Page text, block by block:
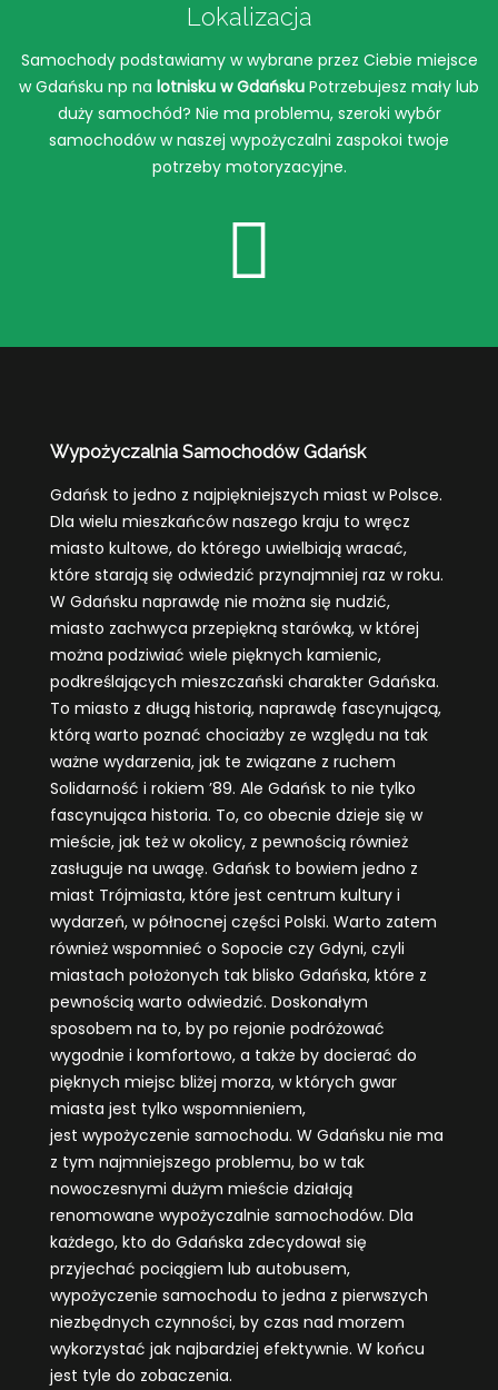
Lokalizacja
Samochody podstawiamy w wybrane przez Ciebie miejsce
w Gdańsku np na lotnisku w Gdańsku Potrzebujesz mały lub
duży samochód? Nie ma problemu, szeroki wybór
samochodów w naszej wypożyczalni zaspokoi twoje
potrzeby motoryzacyjne.
Wypożyczalnia Samochodów Gdańsk
Gdańsk to jedno z najpiękniejszych miast w Polsce.
Dla wielu mieszkańców naszego kraju to wręcz
miasto kultowe, do którego uwielbiają wracać,
które starają się odwiedzić przynajmniej raz w roku.
W Gdańsku naprawdę nie można się nudzić,
miasto zachwyca przepiękną starówką, w której
można podziwiać wiele pięknych kamienic,
podkreślających mieszczański charakter Gdańska.
To miasto z długą historią, naprawdę fascynującą,
którą warto poznać chociażby ze względu na tak
ważne wydarzenia, jak te związane z ruchem
Solidarność i rokiem ’89. Ale Gdańsk to nie tylko
fascynująca historia. To, co obecnie dzieje się w
mieście, jak też w okolicy, z pewnością również
zasługuje na uwagę. Gdańsk to bowiem jedno z
miast Trójmiasta, które jest centrum kultury i
wydarzeń, w północnej części Polski. Warto zatem
również wspomnieć o Sopocie czy Gdyni, czyli
miastach położonych tak blisko Gdańska, które z
pewnością warto odwiedzić. Doskonałym
sposobem na to, by po rejonie podróżować
wygodnie i komfortowo, a także by docierać do
pięknych miejsc bliżej morza, w których gwar
miasta jest tylko wspomnieniem,
jest wypożyczenie samochodu. W Gdańsku nie ma
z tym najmniejszego problemu, bo w tak
nowoczesnymi dużym mieście działają
renomowane wypożyczalnie samochodów. Dla
każdego, kto do Gdańska zdecydował się
przyjechać pociągiem lub autobusem,
wypożyczenie samochodu to jedna z pierwszych
niezbędnych czynności, by czas nad morzem
wykorzystać jak najbardziej efektywnie. W końcu
jest tyle do zobaczenia.